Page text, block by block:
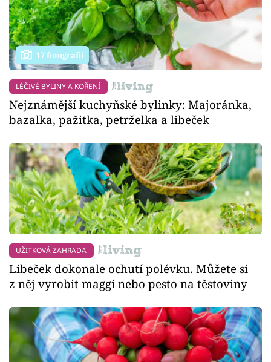
17 fotografií
LÉČIVÉ BYLINY A KOŘENÍ
Nejznámější kuchyňské bylinky: Majoránka,
bazalka, pažitka, petrželka a libeček
UŽITKOVÁ ZAHRADA
Libeček dokonale ochutí polévku. Můžete si
z něj vyrobit maggi nebo pesto na těstoviny